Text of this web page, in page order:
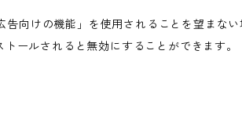
告向けの機能」を使用されることを望まな
ールされると無効にすることができます。